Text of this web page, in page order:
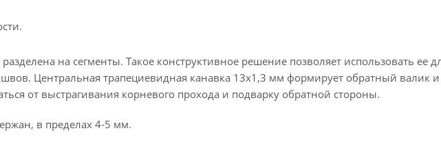
на сегменты. Такое конструктивное решение позволяет использовать ее
Центральная трапециевидная канавка 13x1,3 мм формирует обратный валик
от выстрагивания корневого прохода и подварку обратной стороны.
в пределах 4-5 мм.